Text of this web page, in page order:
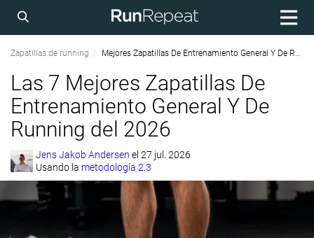
Zapatillas de running Mejores Zapatillas De Entrenamiento General Y De Running
Las 7 Mejores Zapatillas De
Entrenamiento General Y De
Running del 2026
Jens Jakob Andersen el 27 jul. 2026
Usando la metodología 2.3